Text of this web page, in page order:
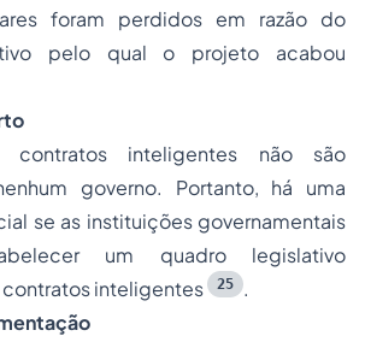
foram perdidos em razão do
pelo qual o projeto acabou
contratos inteligentes não são
governo. Portanto, há uma
se as instituições governamentais
um quadro legislativo
contratos inteligentes
25
.